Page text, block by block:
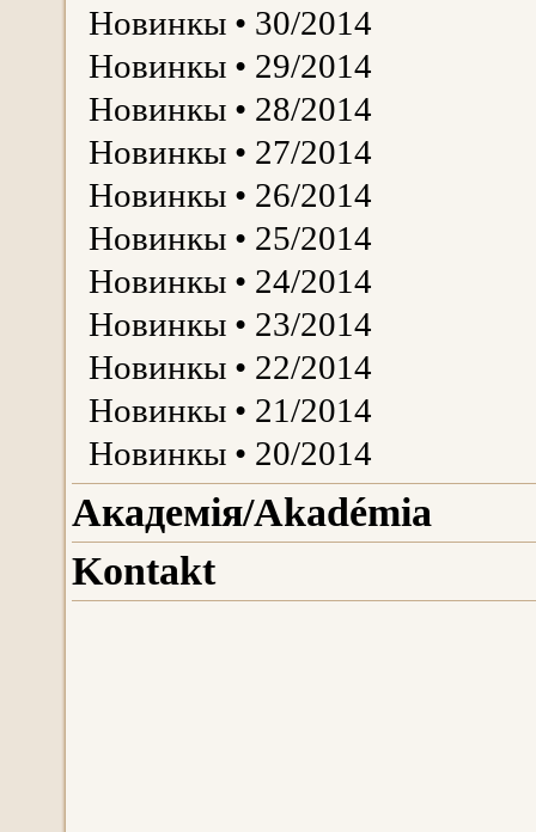
Новинкы • 30/2014
Новинкы • 29/2014
Новинкы • 28/2014
Новинкы • 27/2014
Новинкы • 26/2014
Новинкы • 25/2014
Новинкы • 24/2014
Новинкы • 23/2014
Новинкы • 22/2014
Новинкы • 21/2014
Новинкы • 20/2014
Aкадемія/Akadémiа
Kontakt